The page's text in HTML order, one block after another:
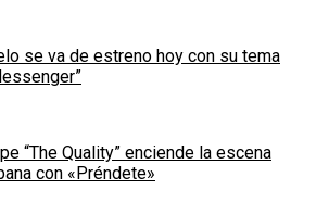
se va de estreno hoy con su tema
“The Quality” enciende la escena
con «Préndete»